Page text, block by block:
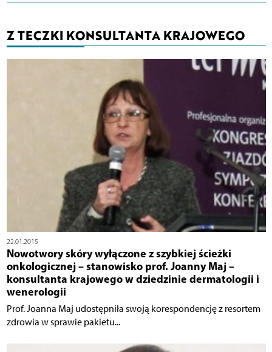
Z TECZKI KONSULTANTA KRAJOWEGO
22.01.2015
Nowotwory skóry wyłączone z szybkiej ścieżki
onkologicznej – stanowisko prof. Joanny Maj –
konsultanta krajowego w dziedzinie dermatologii i
wenerologii
Prof. Joanna Maj udostępniła swoją korespondencję z resortem
zdrowia w sprawie pakietu...